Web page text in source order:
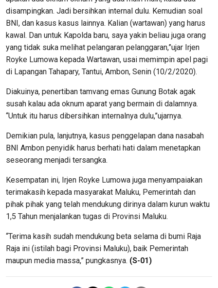
disampingkan. Jadi bersihkan internal dulu. Kemudian soal
BNI, dan kasus kasus lainnya. Kalian (wartawan) yang harus
kawal. Dan untuk Kapolda baru, saya yakin beliau juga orang
yang tidak suka melihat pelangaran pelanggaran,”ujar Irjen
Royke Lumowa kepada Wartawan, usai memimpin apel pagi
di Lapangan Tahapary, Tantui, Ambon, Senin (10/2/2020).
Diakuinya, penertiban tamvang emas Gunung Botak agak
susah kalau ada oknum aparat yang bermain di dalamnya.
“Untuk itu harus dibersihkan internalnya dulu,”ujarnya.
Demikian pula, lanjutnya, kasus penggelapan dana nasabah
BNI Ambon penyidik harus berhati hati dalam menetapkan
seseorang menjadi tersangka.
Kesempatan ini, Irjen Royke Lumowa juga menyampaiakan
terimakasih kepada masyarakat Maluku, Pemerintah dan
pihak pihak yang telah mendukung dirinya dalam kurun waktu
1,5 Tahun menjalankan tugas di Provinsi Maluku.
“Terima kasih sudah mendukung beta selama di bumi Raja
Raja ini (istilah bagi Provinsi Maluku), baik Pemerintah
maupun media massa,” pungkasnya. (S-01)